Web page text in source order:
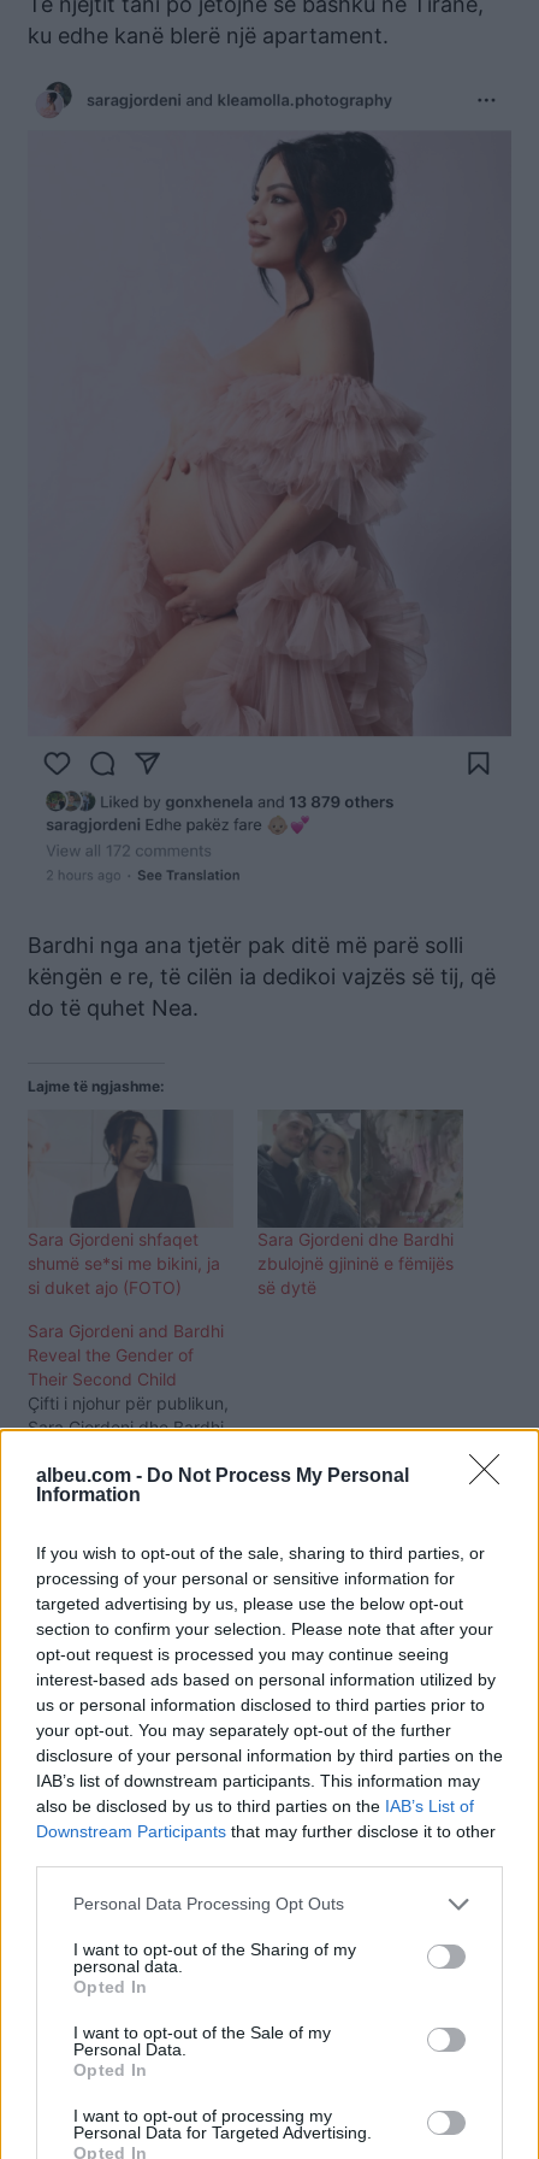
albeu.com - Do Not Process My Personal
Information
If you wish to opt-out of the sale, sharing to third parties, or
processing of your personal or sensitive information for
targeted advertising by us, please use the below opt-out
section to confirm your selection. Please note that after your
opt-out request is processed you may continue seeing
interest-based ads based on personal information utilized by
us or personal information disclosed to third parties prior to
your opt-out. You may separately opt-out of the further
disclosure of your personal information by third parties on the
IAB’s list of downstream participants. This information may
also be disclosed by us to third parties on the IAB’s List of
Downstream Participants that may further disclose it to other
Personal Data Processing Opt Outs
I want to opt-out of the Sharing of my
personal data.
Opted In
I want to opt-out of the Sale of my
Personal Data.
Opted In
I want to opt-out of processing my
Personal Data for Targeted Advertising.
Opted In
ku edhe kanë blerë një apartament.
Bardhi nga ana tjetër pak ditë më parë solli
këngën e re, të cilën ia dedikoi vajzës së tij, që
do të quhet Nea.
Lajme të ngjashme:
Sara Gjordeni shfaqet
shumë se*si me bikini, ja
si duket ajo (FOTO)
Sara Gjordeni dhe Bardhi
zbulojnë gjininë e fëmijës
së dytë
Sara Gjordeni and Bardhi
Reveal the Gender of
Their Second Child
Çifti i njohur për publikun,
Sara Gjordeni dhe Bardhi,
veçantë në jetën e tyre
familjare, teksa shumë
fëmijën e tyre të dytë.
Lajmin e shtatzënisë Sara
e kishte ndarë më herët
me ndjekësit gjatë një
puntate të emisionit
“She’s on Top”,…
Tags:
bbv , sara